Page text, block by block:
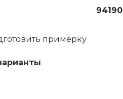
94190
примерку